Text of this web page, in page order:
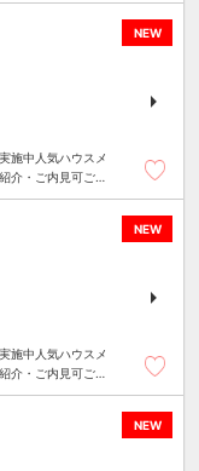
NEW
施中人気ハウスメ
介・ご内見可ご予
NEW
施中人気ハウスメ
介・ご内見可ご予
NEW